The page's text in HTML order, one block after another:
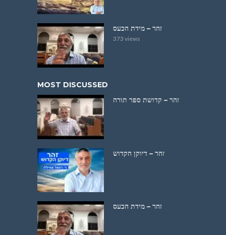
זהר – מידת הכעס
373 views
MOST DISCUSSED
זהר – קדושת ספר תורה
זהר – דיוקן הקדוש
זהר – מידת הכעס